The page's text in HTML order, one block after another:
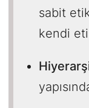
sabit
kendi